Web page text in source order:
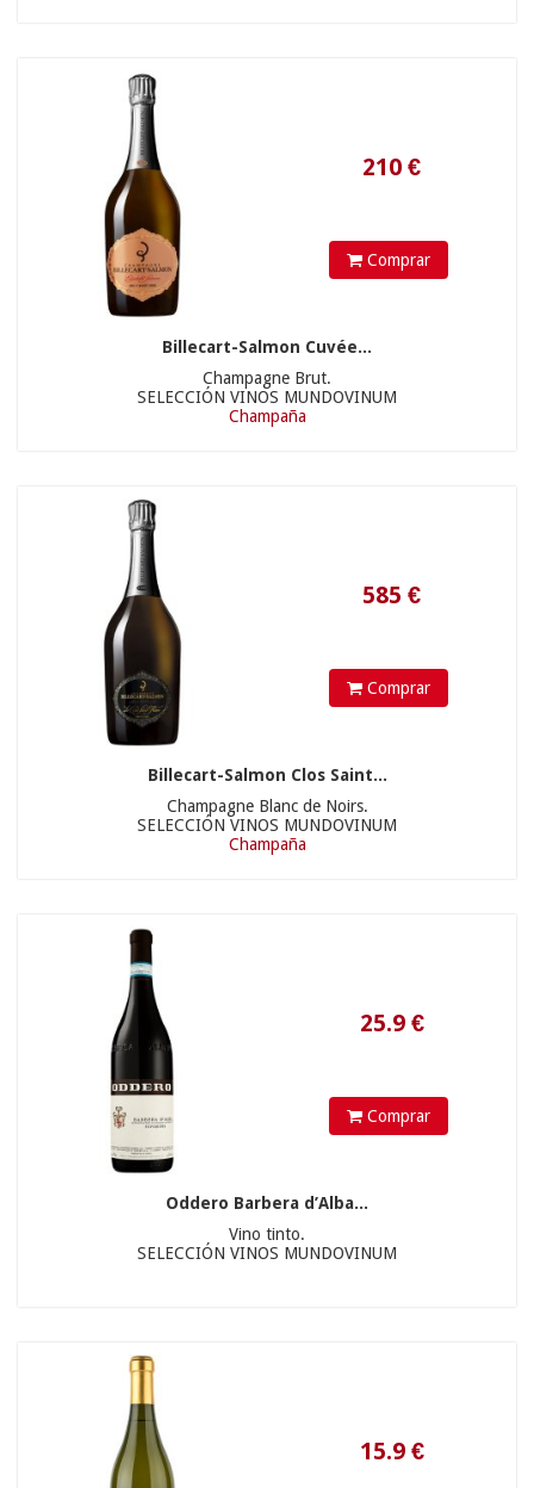
Comprar
Billecart-Salmon Cuvée...
Champagne Brut.
SELECCIÓN VINOS MUNDOVINUM
Champaña
Comprar
Billecart-Salmon Clos Saint...
Champagne Blanc de Noirs.
SELECCIÓN VINOS MUNDOVINUM
Champaña
25.9€
Comprar
Oddero Barbera d’Alba...
Vino tinto.
SELECCIÓN VINOS MUNDOVINUM